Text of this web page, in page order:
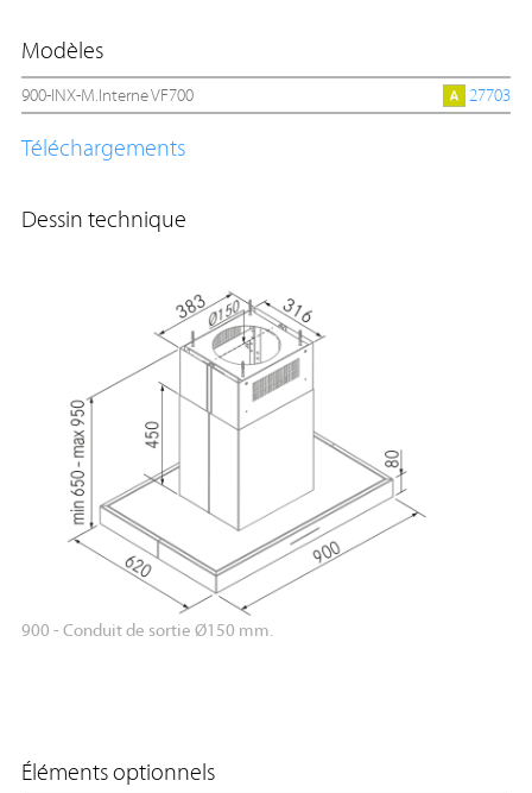
Modèles
900-INX-M.Interne VF700 27703
Téléchargements
Dessin technique
900 - Conduit de sortie Ø150 mm.
Éléments optionnels